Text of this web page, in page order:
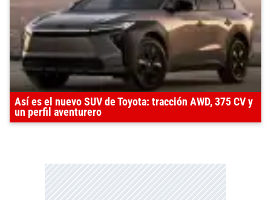
Así es el nuevo SUV de Toyota: tracción AWD, 375 CV y
un perfil aventurero